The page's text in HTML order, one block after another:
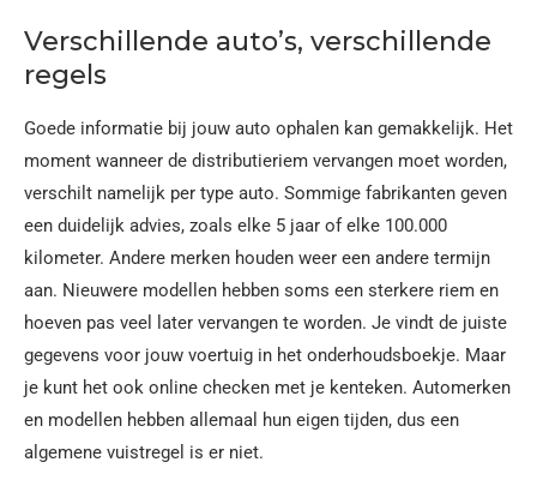
Verschillende auto’s, verschillende
regels
Goede informatie bij jouw auto ophalen kan gemakkelijk. Het
moment wanneer de distributieriem vervangen moet worden,
verschilt namelijk per type auto. Sommige fabrikanten geven
een duidelijk advies, zoals elke 5 jaar of elke 100.000
kilometer. Andere merken houden weer een andere termijn
aan. Nieuwere modellen hebben soms een sterkere riem en
hoeven pas veel later vervangen te worden. Je vindt de juiste
gegevens voor jouw voertuig in het onderhoudsboekje. Maar
je kunt het ook online checken met je kenteken. Automerken
en modellen hebben allemaal hun eigen tijden, dus een
algemene vuistregel is er niet.